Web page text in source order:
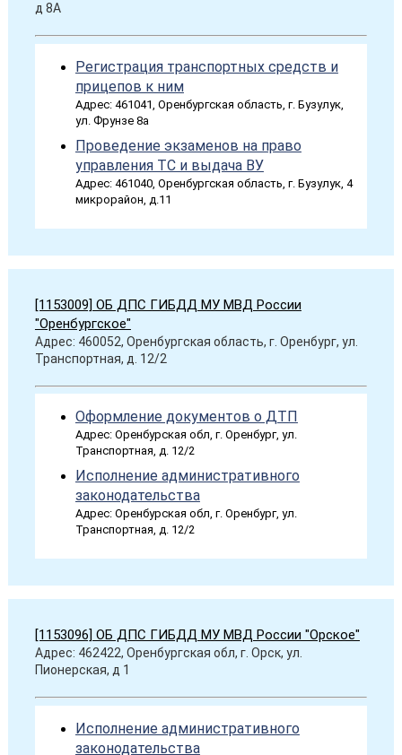
д 8А
Регистрация транспортных средств и
прицепов к ним
Адрес: 461041, Оренбургская область, г. Бузулук,
ул. Фрунзе 8а
Проведение экзаменов на право
управления ТС и выдача ВУ
Адрес: 461040, Оренбургская область, г. Бузулук, 4
микрорайон, д.11
[1153009] ОБ ДПС ГИБДД МУ МВД России
"Оренбургское"
Адрес: 460052, Оренбургская область, г. Оренбург, ул.
Транспортная, д. 12/2
Оформление документов о ДТП
Адрес: Оренбурская обл, г. Оренбург, ул.
Транспортная, д. 12/2
Исполнение административного
законодательства
Адрес: Оренбурская обл, г. Оренбург, ул.
Транспортная, д. 12/2
[1153096] ОБ ДПС ГИБДД МУ МВД России "Орское"
Адрес: 462422, Оренбургская обл, г. Орск, ул.
Пионерская, д 1
Исполнение административного
законодательства